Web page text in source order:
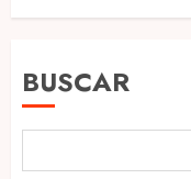
BUSCAR